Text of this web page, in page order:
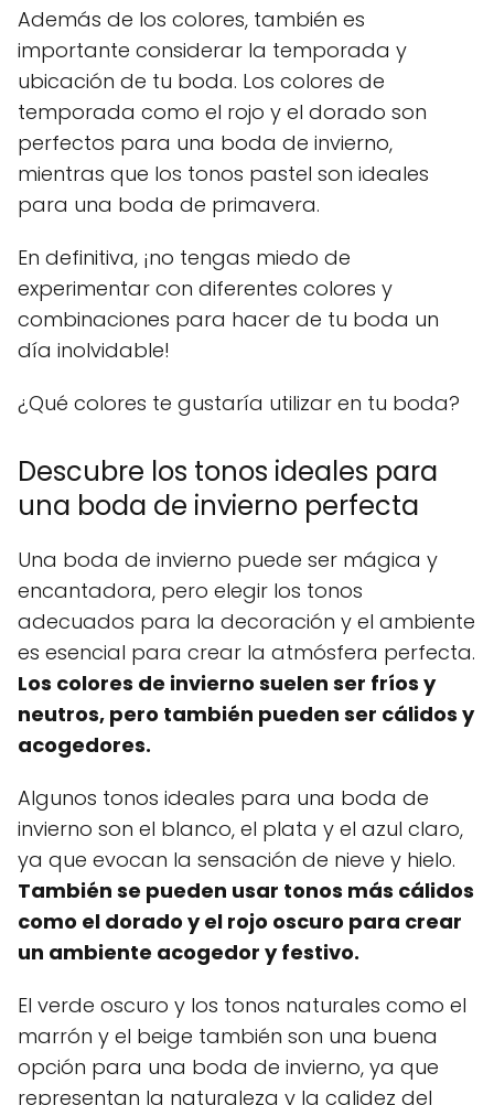
Además de los colores, también es
importante considerar la temporada y
ubicación de tu boda. Los colores de
temporada como el rojo y el dorado son
perfectos para una boda de invierno,
mientras que los tonos pastel son ideales
para una boda de primavera.
En definitiva, ¡no tengas miedo de
experimentar con diferentes colores y
combinaciones para hacer de tu boda un
día inolvidable!
¿Qué colores te gustaría utilizar en tu boda?
Descubre los tonos ideales para
una boda de invierno perfecta
Una boda de invierno puede ser mágica y
encantadora, pero elegir los tonos
adecuados para la decoración y el ambiente
es esencial para crear la atmósfera perfecta.
Los colores de invierno suelen ser fríos y
neutros, pero también pueden ser cálidos y
acogedores.
Algunos tonos ideales para una boda de
invierno son el blanco, el plata y el azul claro,
ya que evocan la sensación de nieve y hielo.
También se pueden usar tonos más cálidos
como el dorado y el rojo oscuro para crear
un ambiente acogedor y festivo.
El verde oscuro y los tonos naturales como el
marrón y el beige también son una buena
opción para una boda de invierno, ya que
representan la naturaleza y la calidez del